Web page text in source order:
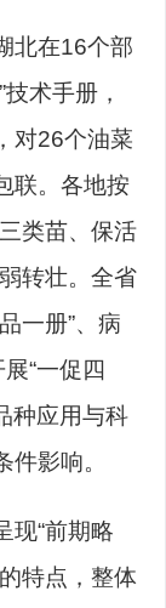
北在16个部
术手册，
对26个油菜
联。各地按
类苗、保活
转壮。全省
一册”、病
“一促四
种应用与科
影响。
现“前期略
特点，整体